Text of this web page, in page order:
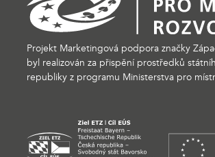
Projekt Marketingová podpora značky
byl realizován za přispění prostředků
republiky z programu Ministerstva pro